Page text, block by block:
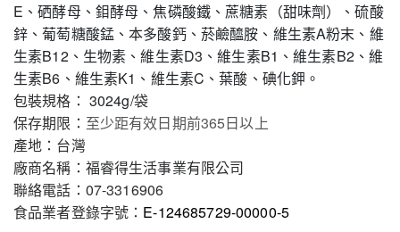
E、硒酵母、鉬酵母、焦磷酸鐵、蔗糖素（甜味劑）、硫酸
鋅、葡萄糖酸錳、本多酸鈣、菸鹼醯胺、維生素A粉末、維
生素B12、生物素、維生素D3、維生素B1、維生素B2、維
生素B6、維生素K1、維生素C、葉酸、碘化鉀。
包裝規格： 3024g/袋
保存期限： 至少距有效日期前365日以上
產地：台灣
廠商名稱：福睿得生活事業有限公司
聯絡電話：07-3316906
食品業者登錄字號： E-124685729-00000-5